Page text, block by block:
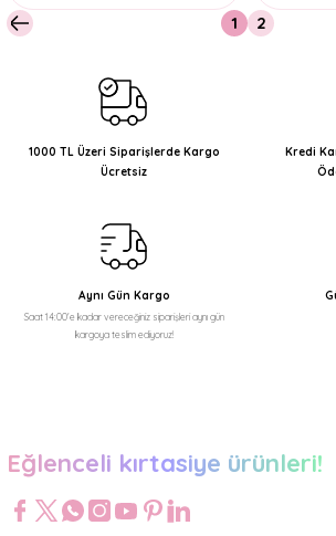
1 2
1000 TL Üzeri Siparişlerde Kargo
Ücretsiz
Kredi
Aynı Gün Kargo
Saat 14:00'e kadar vereceğiniz siparişleri aynı gün
kargoya teslim ediyoruz!
Eğlenceli kırtasiye ürünleri!